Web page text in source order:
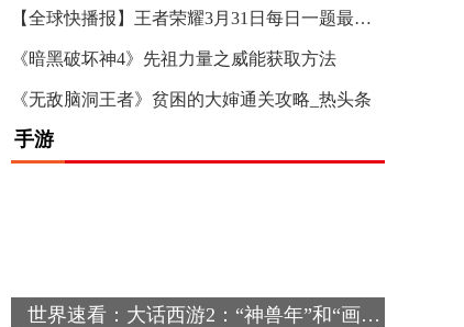
【全球快播报】王者荣耀3月31日每日一题最新答案分享
《暗黑破坏神4》先祖力量之威能获取方法
《无敌脑洞王者》贫困的大婶通关攻略_热头条
手游
世界速看：大话西游2：“神兽年”和“画中仙”到底哪个更加实用？